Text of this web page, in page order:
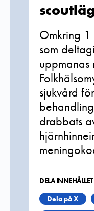
Omkring
som
uppmanas
sjukvård
drabbats
DELA
Dela på X